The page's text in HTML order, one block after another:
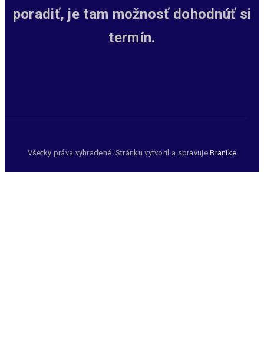
poradiť, je tam možnosť dohodnúť si
termín.
Všetky práva vyhradené. Stránku vytvoril a spravujeBranike